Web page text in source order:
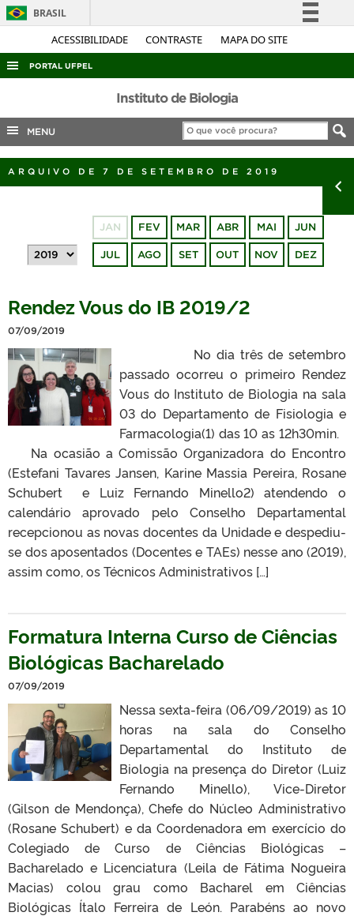
ACESSIBILIDADE CONTRASTE MAPA DO SITE
BRASIL
Simplifique!
Acesso à informação
Legislação
Canais
PORTAL UFPEL
ACESSO À INFORMAÇÃO
AUDITORIA
COBALTO
CONCURSOS
OUVIDORIA
TELEFONES
Instituto de Biologia
MENU
ARQUIVO DE 7 DE SETEMBRO DE 2019
JAN FEV MAR ABR MAI JUN
JUL AGO SET OUT NOV DEZ
Rendez Vous do IB 2019/2
07/09/2019
No dia três de setembro
passado ocorreu o primeiro Rendez
Vous do Instituto de Biologia na sala
03 do Departamento de Fisiologia e
Farmacologia(1) das 10 as 12h30min.
Na ocasião a Comissão Organizadora do Encontro
(Estefani Tavares Jansen, Karine Massia Pereira, Rosane
Schubert e Luiz Fernando Minello2) atendendo o
calendário aprovado pelo Conselho Departamental
recepcionou as novas docentes da Unidade e despediu-
se dos aposentados (Docentes e TAEs) nesse ano (2019),
assim como, os Técnicos Administrativos […]
Formatura Interna Curso de Ciências
Biológicas Bacharelado
07/09/2019
Nessa sexta-feira (06/09/2019) as 10
horas na sala do Conselho
Departamental do Instituto de
Biologia na presença do Diretor (Luiz
Fernando Minello), Vice-Diretor
(Gilson de Mendonça), Chefe do Núcleo Administrativo
(Rosane Schubert) e da Coordenadora em exercício do
Colegiado de Curso de Ciências Biológicas –
Bacharelado e Licenciatura (Leila de Fátima Nogueira
Macias) colou grau como Bacharel em Ciências
Biológicas Ítalo Ferreira de León. Parabéns ao novo